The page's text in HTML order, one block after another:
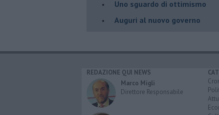
Uno sguardo di ottimismo
Auguri al nuovo governo
REDAZIONE QUI NEWS
Marco Migli
Direttore Responsabile